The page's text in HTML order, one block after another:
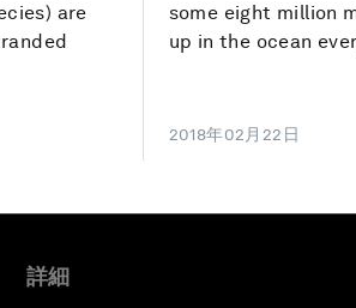
are
some eight million
up in the ocean
2018年02月22日
詳細